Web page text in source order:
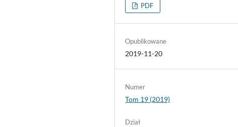
PDF
Opublikowane
2019-11-20
Numer
Tom 19 (2019)
Dział